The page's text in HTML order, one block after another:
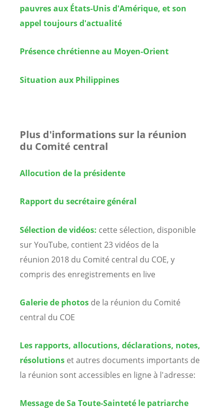
pauvres aux États-Unis d'Amérique, et son
appel toujours d'actualité
Présence chrétienne au Moyen-Orient
Situation aux Philippines
Plus d'informations sur la réunion
du Comité central
Allocution de la présidente
Rapport du secrétaire général
Sélection de vidéos: cette sélection, disponible
sur YouTube, contient 23 vidéos de la
réunion 2018 du Comité central du COE, y
compris des enregistrements en live
Galerie de photos de la réunion du Comité
central du COE
Les rapports, allocutions, déclarations, notes,
résolutions et autres documents importants de
la réunion sont accessibles en ligne à l'adresse:
Message de Sa Toute-Sainteté le patriarche